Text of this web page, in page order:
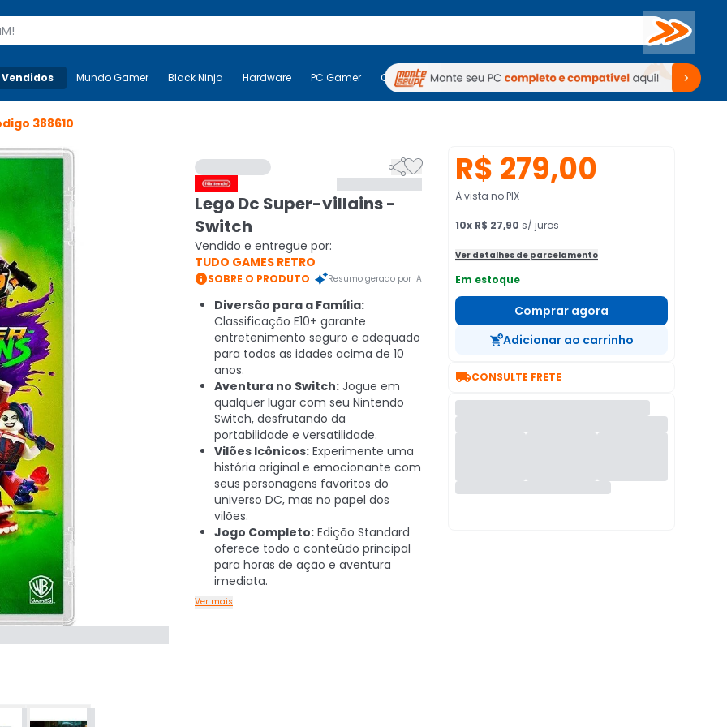
Buscar
Mais-v- Mundo Gamer Black Ninja Hardware PC Gamer Computadores Periféricos TV Venda no KaBuM!
Mundo Gamer Black Ninja Hardware PC Gamer Computadores Periféricos TV Venda no KaBuM!
388610

Lego Dc Super-villains -
Switch
Vendido e entregue por:
TUDO GAMES RETRO
SOBRE O PRODUTO Resumo gerado por IA
Diversão para a Família:
Classificação E10+ garante
entretenimento seguro e adequado
para todas as idades acima de 10
anos.
Aventura no Switch: Jogue em
qualquer lugar com seu Nintendo
Switch, desfrutando da
portabilidade e versatilidade.
Vilões Icônicos: Experimente uma
história original e emocionante com
seus personagens favoritos do
universo DC, mas no papel dos
vilões.
Jogo Completo: Edição Standard
oferece todo o conteúdo principal
para horas de ação e aventura
imediata.
Ver mais
R$ 279,00
À vista no PIX
10x R$ 27,90 s/ juros
Ver detalhes de parcelamento
Em estoque
Comprar agora
Adicionar ao carrinho
CONSULTE FRETE